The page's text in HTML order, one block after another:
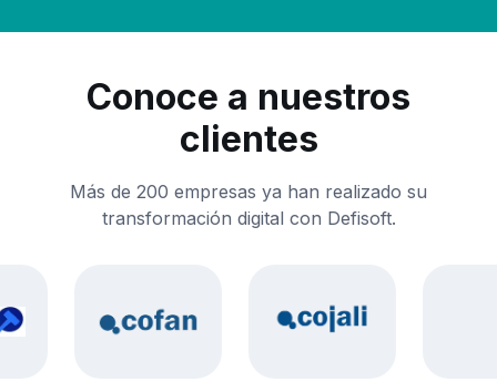
Conoce a nuestros
clientes
Más de 200 empresas ya han realizado su
transformación digital con Defisoft.